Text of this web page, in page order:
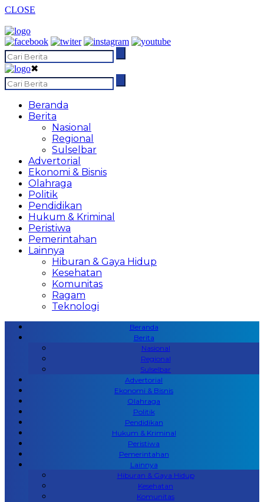
CLOSE
✖
Beranda
Berita
Nasional
Regional
Sulselbar
Advertorial
Ekonomi & Bisnis
Olahraga
Politik
Pendidikan
Hukum & Kriminal
Peristiwa
Pemerintahan
Lainnya
Hiburan & Gaya Hidup
Kesehatan
Komunitas
Ragam
Teknologi
Beranda
Berita
Nasional
Regional
Sulselbar
Advertorial
Ekonomi & Bisnis
Olahraga
Politik
Pendidikan
Hukum & Kriminal
Peristiwa
Pemerintahan
Lainnya
Hiburan & Gaya Hidup
Kesehatan
Komunitas